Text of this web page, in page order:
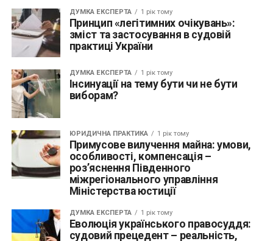
ДУМКА ЕКСПЕРТА 1 рік тому
Принцип «легітимних очікувань»:
зміст та застосування в судовій
практиці України
ДУМКА ЕКСПЕРТА 1 рік тому
Інсинуації на тему бути чи не бути
виборам?
ЮРИДИЧНА ПРАКТИКА 1 рік тому
Примусове вилучення майна: умови,
особливості, компенсація –
роз’яснення Південного
міжрегіонального управління
Міністерства юстиції
ДУМКА ЕКСПЕРТА 1 рік тому
Еволюція українського правосуддя:
судовий прецедент – реальність,